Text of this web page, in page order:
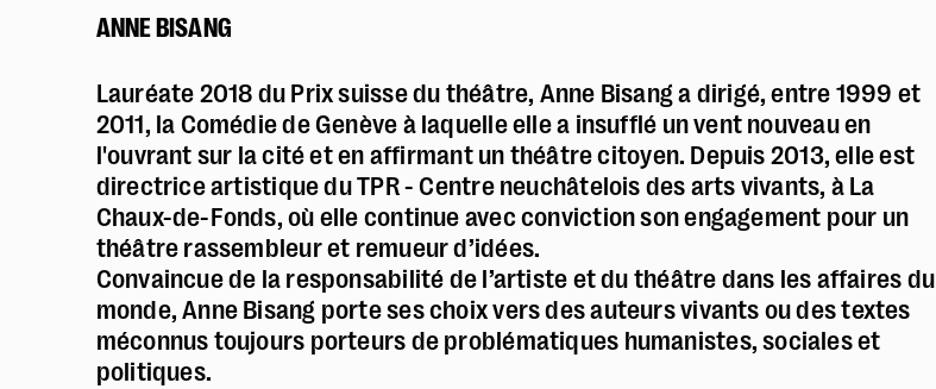
ANNE BISANG
Lauréate 2018 du Prix suisse du théâtre, Anne Bisang a dirigé, entre 1999 et
2011, la Comédie de Genève à laquelle elle a insufflé un vent nouveau en
l'ouvrant sur la cité et en affirmant un théâtre citoyen. Depuis 2013, elle est
directrice artistique du TPR - Centre neuchâtelois des arts vivants, à La
Chaux-de-Fonds, où elle continue avec conviction son engagement pour un
théâtre rassembleur et remueur d’idées.
Convaincue de la responsabilité de l’artiste et du théâtre dans les affaires du
monde, Anne Bisang porte ses choix vers des auteurs vivants ou des textes
méconnus toujours porteurs de problématiques humanistes, sociales et
politiques.